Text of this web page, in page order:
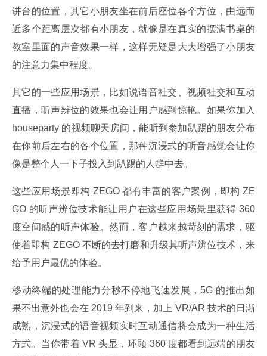
讲台的位置，其它小朋友坐在前后座位各个方位，由远而
近多个距离层次都有小朋友，就像是在真实的摆满书桌的
教室里面的声音效果一样，这样无疑是大大增强了小朋友
的注意力集中程度。
其它的一些应用场景，比如说语音社交、视频社交和互动
直播，听声辨位的效果也会让用户感到惊艳。如果你加入
houseparty 的视频聊天房间，能听到参加趴踢的朋友分布
在你前后左右的各个位置，那种沉浸式的听音感觉会让你
像是整个人一下子投入到趴踢的人群中去。
这些应用场景即构 ZEGO 都有丰富的客户案例，即构 ZE
GO 的听声辨位技术能让用户在这些应用场景里获得 360
度空间感的听声体验。然而，客户越来越苛刻的需求，驱
使着即构 ZEGO 不断的去打磨和升级其听声辨位技术，来
给予用户最优的体验。
移动终端的处理能力分秒不停地飞速发展，5G 的推出如
果不出意外也会在 2019 年到来，加上 VR/AR 技术的日渐
成熟，沉浸式的语音视频实时互动通信将会成为一种生活
方式。当你带着 VR 头显，环顾 360 度都看到远端的朋友